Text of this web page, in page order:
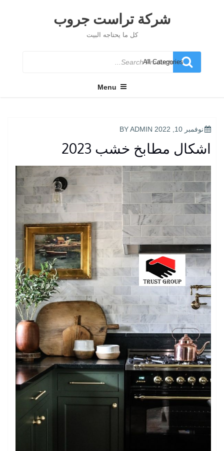
شركة تراست جروب
كل ما يحتاجه البيت
Search
for
Menu
POSTED
نوفمبر 10, 2022 ADMIN
اشكال مطابخ خشب 2023